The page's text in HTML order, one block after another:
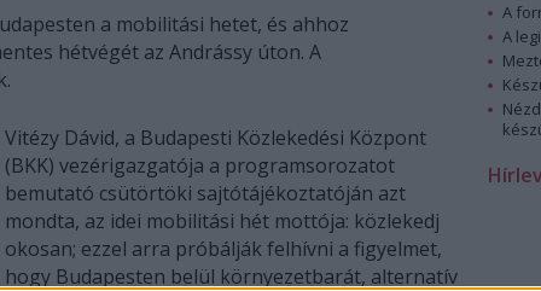
a mobilitási hetet, és ahhoz
hétvégét az Andrássy úton. A
Vitézy Dávid, a Budapesti Közlekedési Központ
(BKK) vezérigazgatója a programsorozatot
bemutató csütörtöki sajtótájékoztatóján azt
mondta, az idei mobilitási hét mottója: közlekedj
okosan; ezzel arra próbálják felhívni a figyelmet,
hogy Budapesten belül környezetbarát, alternatív
A
A